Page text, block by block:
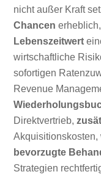
nicht außer Kraft
Chancen
Lebenszeitwert
wirtschaftliche
sofortigen
Revenue
Direktvertrieb,
bevorzugte
Strategien